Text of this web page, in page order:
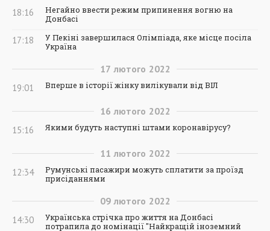
18:16
Негайно ввести режим припинення вогню на
Донбасі
17:18
У Пекіні завершилася Олімпіада, яке місце посіла
Україна
17 лютого 2022
19:01 Вперше в історії жінку вилікували від ВІЛ
16 лютого 2022
15:16 Якими будуть наступні штами коронавірусу?
11 лютого 2022
12:34
Румунські пасажири можуть сплатити за проїзд
присіданнями
09 лютого 2022
14:30
Українська стрічка про життя на Донбасі
потрапила до номінації "Найкращій іноземний